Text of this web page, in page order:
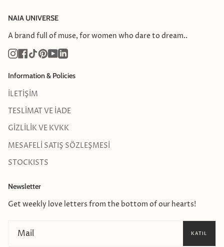
NAIA UNIVERSE
A brand full of muse, for women who dare to dream..
Instagram
Facebook
TikTokPinterest
YouTube
Linkedin
Information & Policies
İLETİŞİM
TESLİMAT VE İADE
GİZLİLİK VE KVKK
MESAFELİ SATIŞ SÖZLEŞMESİ
STOCKISTS
Newsletter
Get weekly love letters from the bottom of our hearts!
KATIL